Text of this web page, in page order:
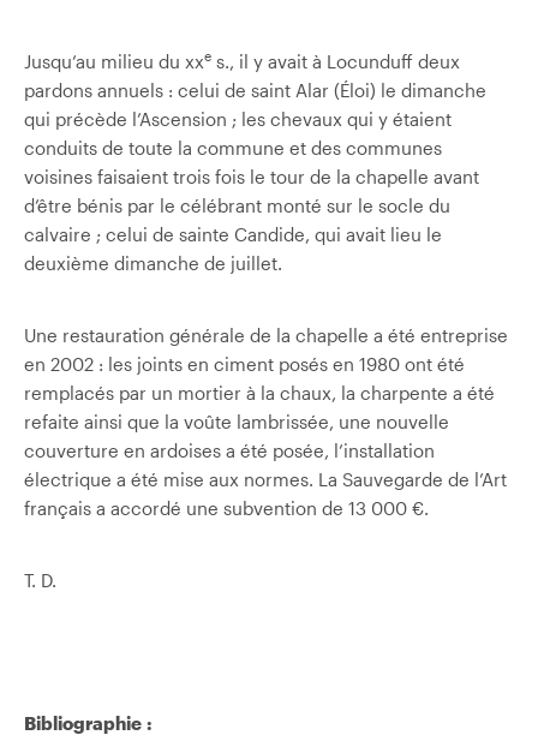
Jusqu’au milieu du xxe s., il y avait à Locunduff deux
pardons annuels : celui de saint Alar (Éloi) le dimanche
qui précède l’Ascension ; les chevaux qui y étaient
conduits de toute la commune et des communes
voisines faisaient trois fois le tour de la chapelle avant
d’être bénis par le célébrant monté sur le socle du
calvaire ; celui de sainte Candide, qui avait lieu le
deuxième dimanche de juillet.
Une restauration générale de la chapelle a été entreprise
en 2002 : les joints en ciment posés en 1980 ont été
remplacés par un mortier à la chaux, la charpente a été
refaite ainsi que la voûte lambrissée, une nouvelle
couverture en ardoises a été posée, l’installation
électrique a été mise aux normes. La Sauvegarde de l’Art
français a accordé une subvention de 13 000 €.
T. D.
Bibliographie :